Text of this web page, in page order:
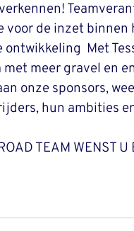
voor de inzet binnen
Met
meer gravel en
onze sponsors,
hun ambities en
TEAM WENST